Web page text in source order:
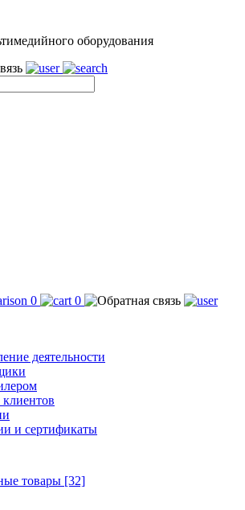
оборудования
0 0
деятельности
и сертификаты
товары [32]